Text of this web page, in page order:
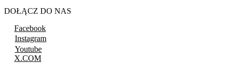
DOŁĄCZ DO NAS
Facebook
Instagram
Youtube
X.COM